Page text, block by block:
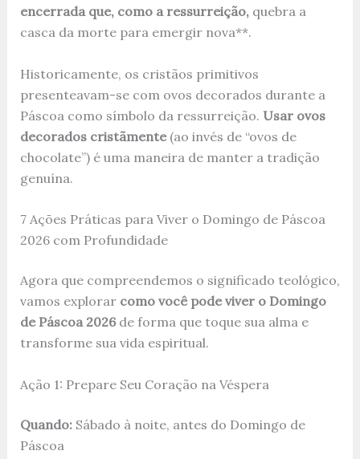
encerrada que, como a ressurreição, quebra a
casca da morte para emergir nova**.
Historicamente, os cristãos primitivos
presenteavam-se com ovos decorados durante a
Páscoa como símbolo da ressurreição. Usar ovos
decorados cristãmente(ao invés de “ovos de
chocolate”) é uma maneira de manter a tradição
genuína.
7 Ações Práticas para Viver o Domingo de Páscoa
2026 com Profundidade
Agora que compreendemos o significado teológico,
vamos explorar como você pode viver o Domingo
de Páscoa 2026de forma que toque sua alma e
transforme sua vida espiritual.
Ação 1: Prepare Seu Coração na Véspera
Quando:Sábado à noite, antes do Domingo de
Páscoa